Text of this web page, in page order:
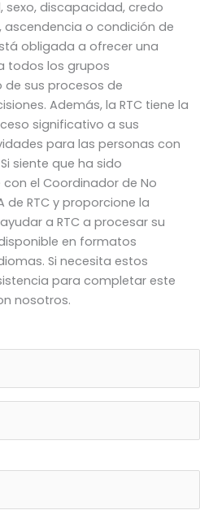
sexo, discapacidad, credo
ascendencia o condición de
obligada a ofrecer una
todos los grupos
sus procesos de
Además, la RTC tiene la
significativo a sus
para las personas con
siente que ha sido
el Coordinador de No
de RTC y proporcione la
a RTC a procesar su
en formatos
Si necesita estos
para completar este
nosotros.